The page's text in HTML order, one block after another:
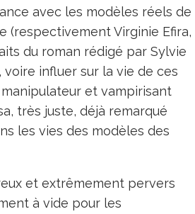
avec les modèles réels de
(respectivement Virginie Efira,
du roman rédigé par Sylvie
influer sur la vie de ces
et vampirisant
très juste, déjà remarqué
les vies des modèles des
et extrêmement pervers
à vide pour les